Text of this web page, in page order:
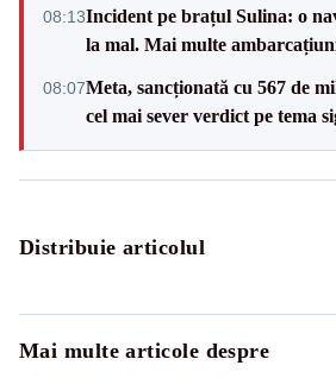
08:13Incident pe brațul Sulina: o
la mal. Mai multe
08:07Meta, sancționată cu 567 de
cel mai sever verdict pe tema
Distribuie articolul
Mai multe articole despre